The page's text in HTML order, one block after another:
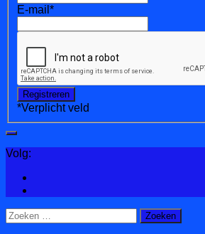
E-mail *
*Verplicht veld
Volg:
Zoeken
naar: